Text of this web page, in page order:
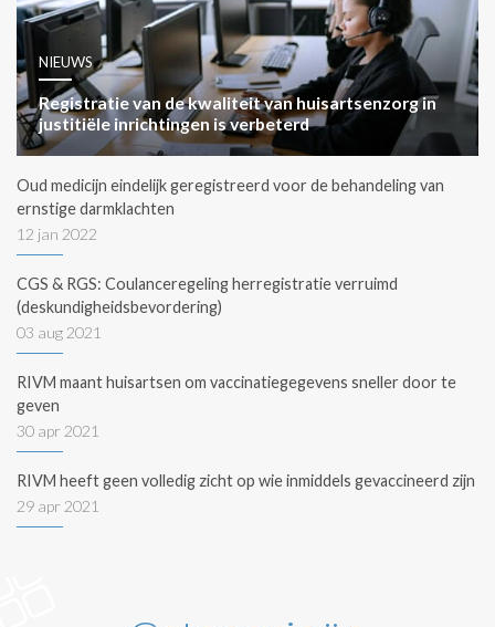
NIEUWS
Registratie van de kwaliteit van huisartsenzorg in
justitiële inrichtingen is verbeterd
Oud medicijn eindelijk geregistreerd voor de behandeling van
ernstige darmklachten
12 jan 2022
CGS & RGS: Coulanceregeling herregistratie verruimd
(deskundigheidsbevordering)
03 aug 2021
RIVM maant huisartsen om vaccinatiegegevens sneller door te
geven
30 apr 2021
RIVM heeft geen volledig zicht op wie inmiddels gevaccineerd zijn
29 apr 2021